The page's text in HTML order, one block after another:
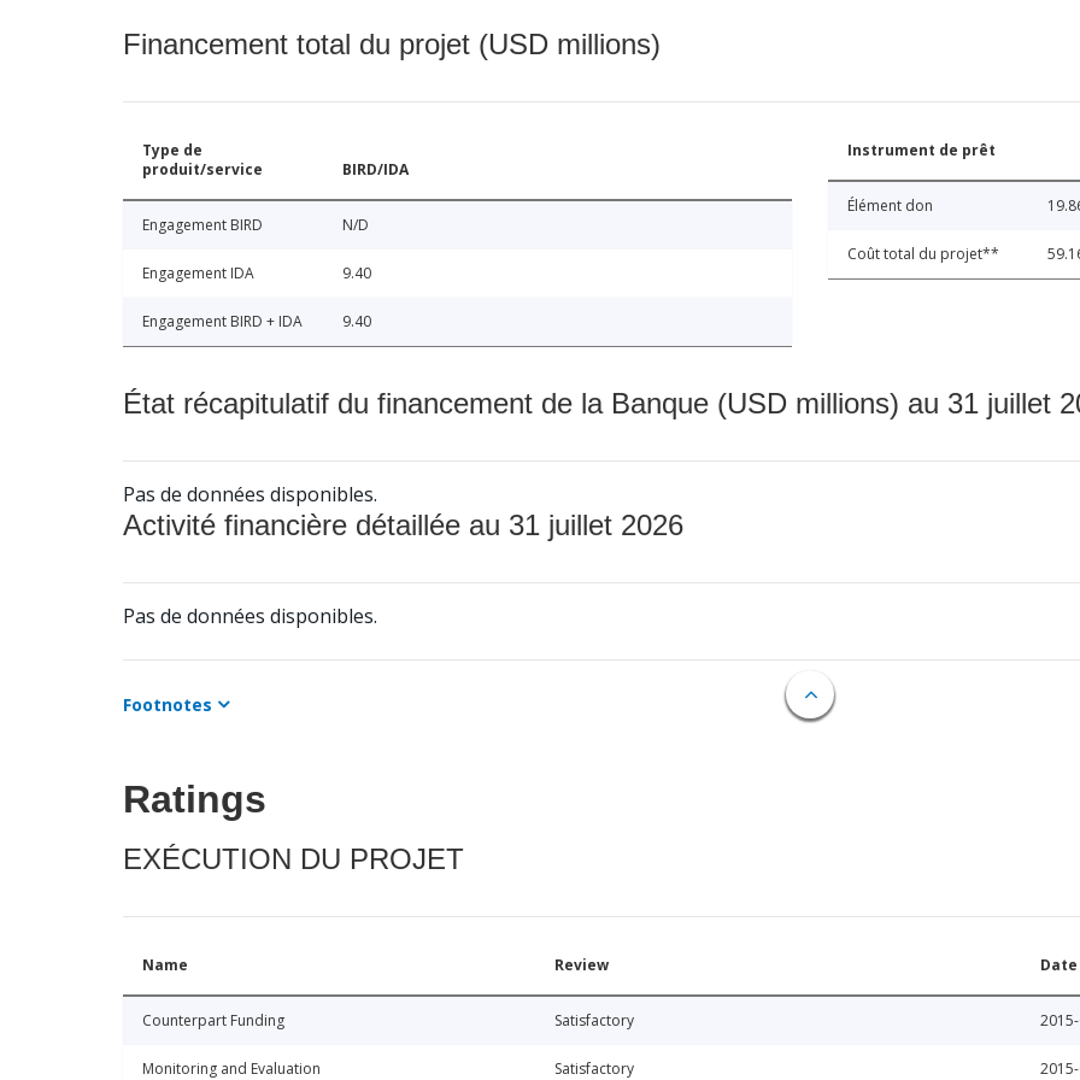
Financement total du projet (USD millions)
Type de
produit/service
BIRD/IDA
Engagement BIRD N/D
Engagement IDA 9.40
Engagement BIRD + IDA 9.40
Instrument de prêt
Élément don
Coût total du projet**
État récapitulatif du financement de la Banque (USD millions) au 31 juillet
Pas de données disponibles.
Activité financière détaillée au 31 juillet 2026
Pas de données disponibles.
Footnotes
Ratings
EXÉCUTION DU PROJET
Name Review Date
Counterpart Funding Satisfactory
Monitoring and Evaluation Satisfactory